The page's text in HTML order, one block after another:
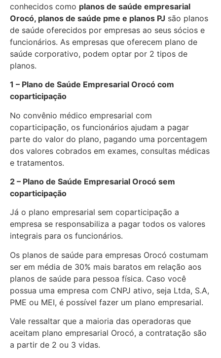
conhecidos como planos de saúde empresarial
Orocó, planos de saúde pme e planos PJ são planos
de saúde oferecidos por empresas ao seus sócios e
funcionários. As empresas que oferecem plano de
saúde corporativo, podem optar por 2 tipos de
planos.
1 – Plano de Saúde Empresarial Orocó com
coparticipação
No convênio médico empresarial com
coparticipação, os funcionários ajudam a pagar
parte do valor do plano, pagando uma porcentagem
dos valores cobrados em exames, consultas médicas
e tratamentos.
2 – Plano de Saúde Empresarial Orocó sem
coparticipação
Já o plano empresarial sem coparticipação a
empresa se responsabiliza a pagar todos os valores
integrais para os funcionários.
Os planos de saúde para empresas Orocó costumam
ser em média de 30% mais baratos em relação aos
planos de saúde para pessoa física. Caso você
possua uma empresa com CNPJ ativo, seja Ltda, S.A,
PME ou MEI, é possível fazer um plano empresarial.
Vale ressaltar que a maioria das operadoras que
aceitam plano empresarial Orocó, a contratação são
a partir de 2 ou 3 vidas.